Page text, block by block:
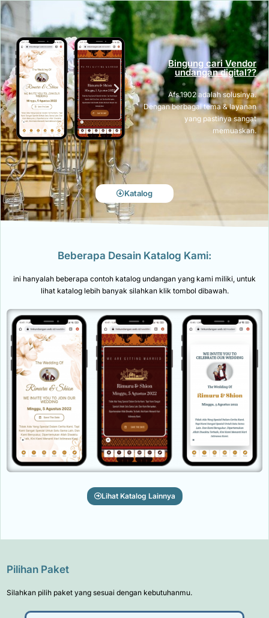
Bingung cari Vendor
undangan digital??
Afs.1902 adalah solusinya.
Dengan berbagai tema & layanan
yang pastinya sangat
memuaskan.
Katalog
Beberapa Desain Katalog Kami:
ini hanyalah beberapa contoh katalog undangan yang kami miliki, untuk
lihat katalog lebih banyak silahkan klik tombol dibawah.
Lihat Katalog Lainnya
Pilihan Paket
Silahkan pilih paket yang sesuai dengan kebutuhanmu.